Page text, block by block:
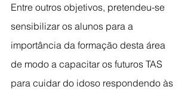
Entre outros objetivos, pretendeu-se
sensibilizar os alunos para a
importância da formação desta área
de modo a capacitar os futuros TAS
para cuidar do idoso respondendo às